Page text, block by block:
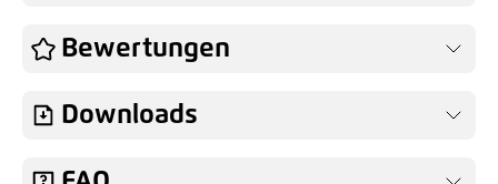
Bewertungen
Downloads